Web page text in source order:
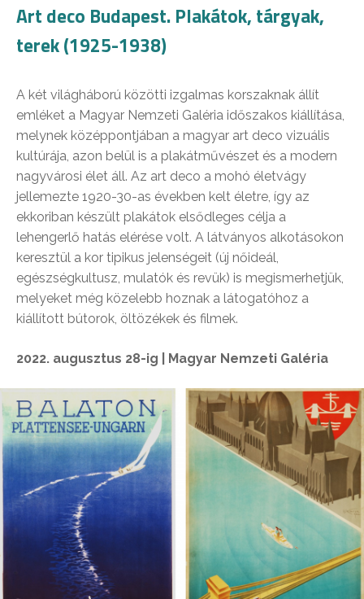
Art deco Budapest. Plakátok, tárgyak,
terek (1925-1938)
A két világháború közötti izgalmas korszaknak állít
emléket a Magyar Nemzeti Galéria időszakos kiállítása,
melynek középpontjában a magyar art deco vizuális
kultúrája, azon belül is a plakátművészet és a modern
nagyvárosi élet áll. Az art deco a mohó életvágy
jellemezte 1920-30-as években kelt életre, így az
ekkoriban készült plakátok elsődleges célja a
lehengerlő hatás elérése volt. A látványos alkotásokon
keresztül a kor tipikus jelenségeit (új nőideál,
egészségkultusz, mulatók és revük) is megismerhetjük,
melyeket még közelebb hoznak a látogatóhoz a
kiállított bútorok, öltözékek és filmek.
2022. augusztus 28-ig | Magyar Nemzeti Galéria